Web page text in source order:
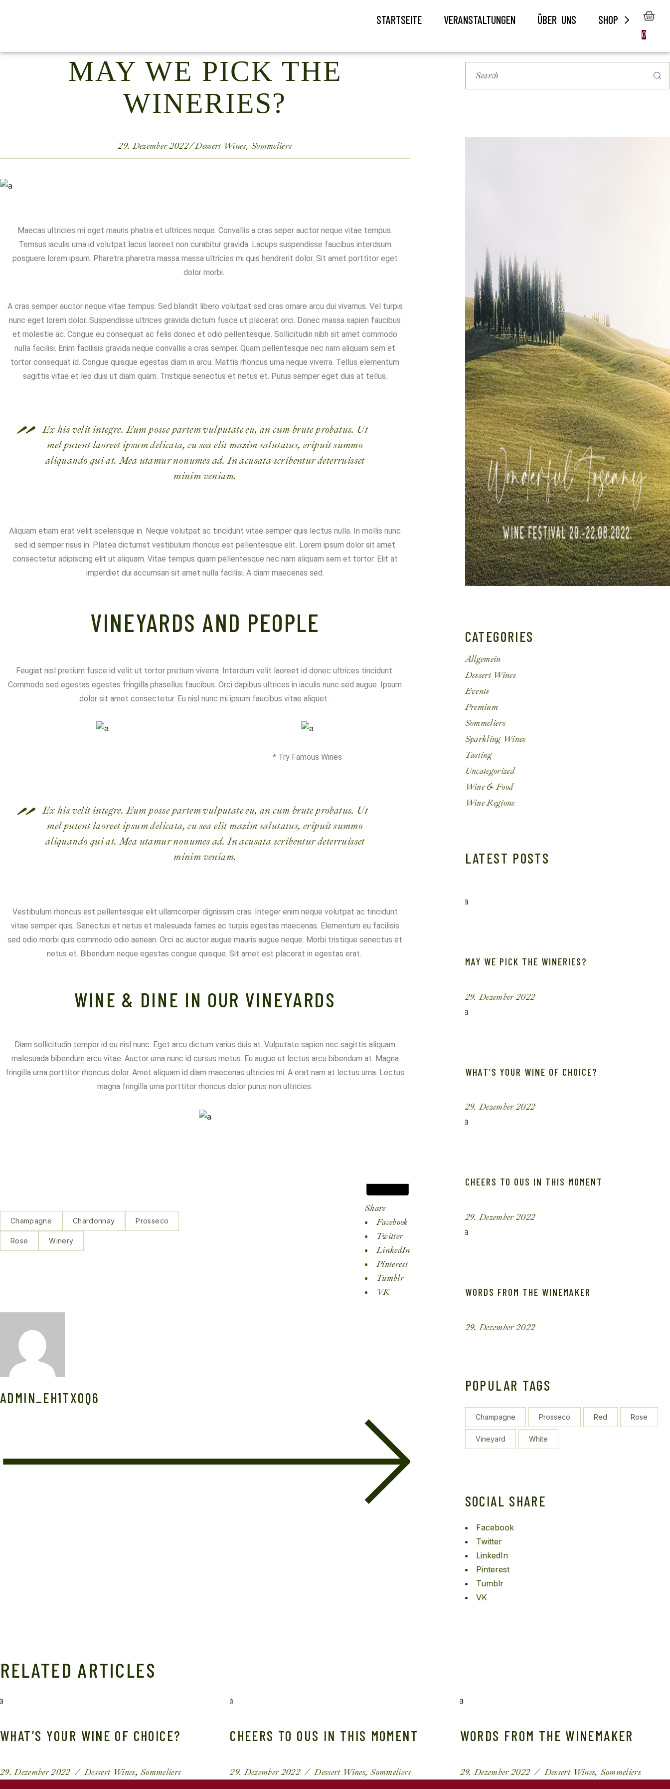
STARTSEITE VERANSTALTUNGEN ÜBER UNS SHOP
0
MAY WE PICK THE
WINERIES?
29. Dezember 2022 Dessert Wines Sommeliers
Maecas ultricies mi eget mauris phatra et ultrices neque. Convallis a cras seper auctor neque vitae tempus.
Temsus iaculis urna id volutpat lacus laoreet non curabitur gravida. Lacups suspendisse faucibus interdsum
posguere lorem ipsum. Pharetra pharetra massa massa ultricies mi quis hendrerit dolor. Sit amet porttitor eget
dolor morbi.
A cras semper auctor neque vitae tempus. Sed blandit libero volutpat sed cras ornare arcu dui vivamus. Vel turpis
nunc eget lorem dolor. Suspendisse ultrices gravida dictum fusce ut placerat orci. Donec massa sapien faucibus
et molestie ac. Congue eu consequat ac felis donec et odio pellentesque. Sollicitudin nibh sit amet commodo
nulla facilisi. Enim facilisis gravida neque convallis a cras semper. Quam pellentesque nec nam aliquam sem et
tortor consequat id. Congue quisque egestas diam in arcu. Mattis rhoncus urna neque viverra. Tellus elementum
sagittis vitae et leo duis ut diam quam. Tristique senectus et netus et. Purus semper eget duis at tellus.
Ex his velit integre. Eum posse partem vulputate eu, an cum brute probatus. Ut
mel putent laoreet ipsum delicata, cu sea elit mazim salutatus, eripuit summo
aliquando qui at. Mea utamur nonumes ad. In acusata scribentur deterruisset
minim veniam.
Aliquam etiam erat velit scelerisque in. Neque volutpat ac tincidunt vitae semper quis lectus nulla. In mollis nunc
sed id semper risus in. Platea dictumst vestibulum rhoncus est pellentesque elit. Lorem ipsum dolor sit amet
consectetur adipiscing elit ut aliquam. Vitae tempus quam pellentesque nec nam aliquam sem et tortor. Elit at
imperdiet dui accumsan sit amet nulla facilisi. A diam maecenas sed.
VINEYARDS AND PEOPLE
Feugiat nisl pretium fusce id velit ut tortor pretium viverra. Interdum velit laoreet id donec ultrices tincidunt.
Commodo sed egestas egestas fringilla phasellus faucibus. Orci dapibus ultrices in iaculis nunc sed augue. Ipsum
dolor sit amet consectetur. Eu nisl nunc mi ipsum faucibus vitae aliquet.
* Try Famous Wines
Ex his velit integre. Eum posse partem vulputate eu, an cum brute probatus. Ut
mel putent laoreet ipsum delicata, cu sea elit mazim salutatus, eripuit summo
aliquando qui at. Mea utamur nonumes ad. In acusata scribentur deterruisset
minim veniam.
Vestibulum rhoncus est pellentesque elit ullamcorper dignissim cras. Integer enim neque volutpat ac tincidunt
vitae semper quis. Senectus et netus et malesuada fames ac turpis egestas maecenas. Elementum eu facilisis
sed odio morbi quis commodo odio aenean. Orci ac auctor augue mauris augue neque. Morbi tristique senectus et
netus et. Bibendum neque egestas congue quisque. Sit amet est placerat in egestas erat.
WINE & DINE IN OUR VINEYARDS
Diam sollicitudin tempor id eu nisl nunc. Eget arcu dictum varius duis at. Vulputate sapien nec sagittis aliquam
malesuada bibendum arcu vitae. Auctor urna nunc id cursus metus. Eu augue ut lectus arcu bibendum at. Magna
fringilla urna porttitor rhoncus dolor. Amet aliquam id diam maecenas ultricies mi. A erat nam at lectus urna. Lectus
magna fringilla urna porttitor rhoncus dolor purus non ultricies.
Champagne Chardonnay Prosseco
Rose Winery
Share
Facebook
Twitter
LinkedIn
Pinterest
Tumblr
VK
ADMIN_EH1TXOQ6
CATEGORIES
Allgemein
Dessert Wines
Events
Premium
Sommeliers
Sparkling Wines
Tasting
Uncategorized
Wine & Food
Wine Regions
LATEST POSTS
MAY WE PICK THE WINERIES?
29. Dezember 2022
WHAT’S YOUR WINE OF CHOICE?
29. Dezember 2022
CHEERS TO OUS IN THIS MOMENT
29. Dezember 2022
WORDS FROM THE WINEMAKER
29. Dezember 2022
POPULAR TAGS
Champagne Prosseco Red Rose
Vineyard White
SOCIAL SHARE
Facebook
Twitter
LinkedIn
Pinterest
Tumblr
VK
RELATED ARTICLES
WHAT’S YOUR WINE OF CHOICE?
29. Dezember 2022 Dessert Wines Sommeliers
CHEERS TO OUS IN THIS MOMENT
29. Dezember 2022 Dessert Wines Sommeliers
WORDS FROM THE WINEMAKER
29. Dezember 2022 Dessert Wines Sommeliers